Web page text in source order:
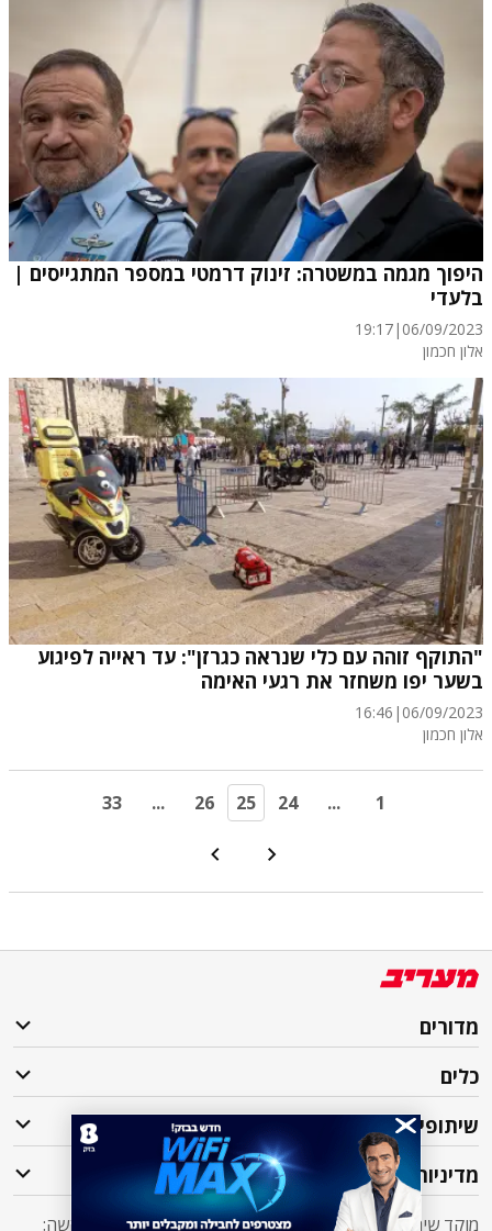
היפוך מגמה במשטרה: זינוק דרמטי במספר המתגייסים |
בלעדי
06/09/2023
|
19:17
אלון חכמון
"התוקף זוהה עם כלי שנראה כגרזן": עד ראייה לפיגוע
בשער יפו משחזר את רגעי האימה
06/09/2023
|
16:46
אלון חכמון
33 ... 26 25 24 ... 1
מדורים
כלים
שיתופי פעולה
מדיניות
מוקד שירות לקוחות מעריב אליו ניתן לפנות בכל שאלה או בקשה: